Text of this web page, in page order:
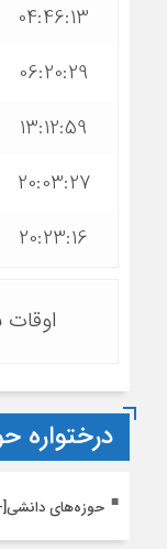
04:46:13
06:20:29
13:12:59
20:03:27
20:23:16
درختواره
حوزه‌های دانشی